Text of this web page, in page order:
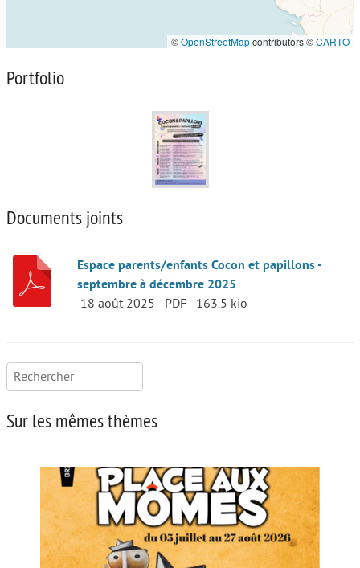
©OpenStreetMapcontributors ©CARTO
Portfolio
Documents joints
Espace parents/enfants Cocon et papillons -
septembre à décembre 2025
18 août 2025 - PDF - 163.5 kio
Rechercher :
Sur les mêmes thèmes